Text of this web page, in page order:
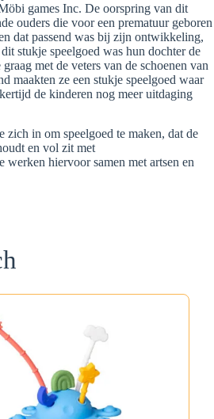
games Inc. De oorspring van dit
ouders die voor een prematuur geboren
dat passend was bij zijn ontwikkeling,
stukje speelgoed was hun dochter de
met de veters van de schoenen van
maakten ze een stukje speelgoed waar
de kinderen nog meer uitdaging
zich in om speelgoed te maken, dat de
en vol zit met
hiervoor samen met artsen en